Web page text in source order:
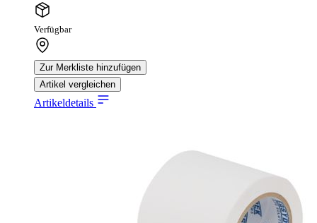
Verfügbar
Zur Merkliste hinzufügen
Artikel vergleichen
Artikeldetails